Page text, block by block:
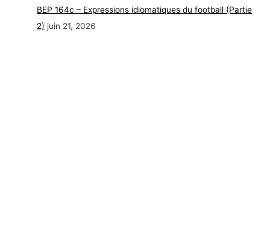
BEP 164c – Expressions idiomatiques du football (Partie
2) juin 21, 2026